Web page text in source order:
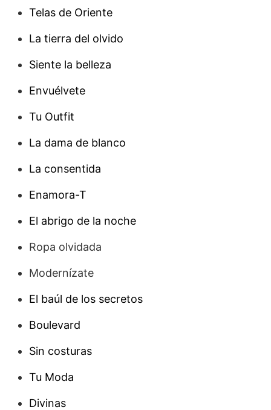
Telas de Oriente
La tierra del olvido
Siente la belleza
Envuélvete
Tu Outfit
La dama de blanco
La consentida
Enamora-T
El abrigo de la noche
Ropa olvidada
Modernízate
El baúl de los secretos
Boulevard
Sin costuras
Tu Moda
Divinas